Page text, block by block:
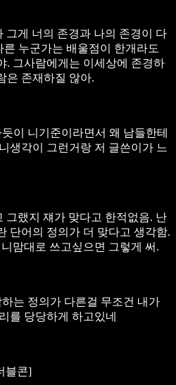
그게 너의 존경과 나의 존경이 다
누군가는 배울점이 한개라도
. 그사람에게는 이세상에 존경하
은 존재하질 않아.
이 니기준이라면서 왜 남들한테
니생각이 그런거랑 저 글쓴이가 느
그랬지 쟤가 맞다고 한적없음. 난
단어의 정의가 더 맞다고 생각함.
맘대로 쓰고싶으면 그렇게 써.
는 정의가 다른걸 무조건 내가
를 당당하게 하고있네
블콘]